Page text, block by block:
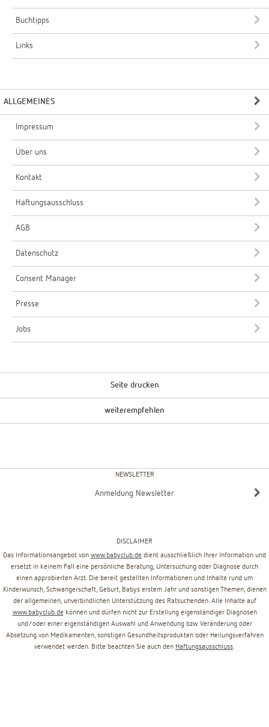
Buchtipps
Links
ALLGEMEINES
Impressum
Über uns
Kontakt
Haftungsausschluss
AGB
Datenschutz
Consent Manager
Presse
Jobs
Seite drucken
weiterempfehlen
NEWSLETTER
Anmeldung Newsletter
DISCLAIMER
Das Informationsangebot von www.babyclub.de dient ausschließlich Ihrer Information und
ersetzt in keinem Fall eine persönliche Beratung, Untersuchung oder Diagnose durch
einen approbierten Arzt. Die bereit gestellten Informationen und Inhalte rund um
Kinderwunsch, Schwangerschaft, Geburt, Babys erstem Jahr und sonstigen Themen, dienen
der allgemeinen, unverbindlichen Unterstützung des Ratsuchenden. Alle Inhalte auf
www.babyclub.de können und dürfen nicht zur Erstellung eigenständiger Diagnosen
und/oder einer eigenständigen Auswahl und Anwendung bzw. Veränderung oder
Absetzung von Medikamenten, sonstigen Gesundheitsprodukten oder Heilungsverfahren
verwendet werden. Bitte beachten Sie auch den Haftungsausschluss.